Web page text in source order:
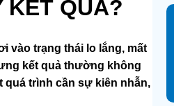
KẾT QUẢ?
vào trạng thái lo lắng, mất
kết quả thường không
quá trình cần sự kiên nhẫn,